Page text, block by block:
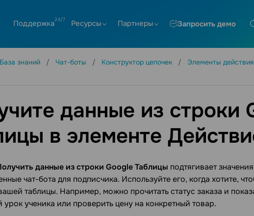
Поддержка Ресурсы Партнеры Запросить демо
База знаний Чат-боты Конструктор цепочек Элементы действия
данные из строки
в элементе
данные из строки Google Таблицы подтягивает
чат-бота для подписчика. Используйте его, когда хотите,
таблицы. Например, можно прочитать статус заказа и
ученика или проверить цену на конкретный товар.